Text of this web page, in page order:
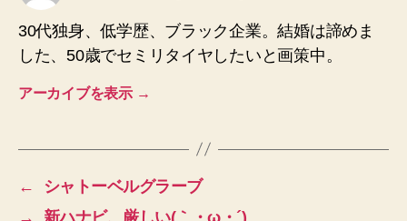
30代独身、低学歴、ブラック企業。結婚は諦めま
した、50歳でセミリタイヤしたいと画策中。
アーカイブを表示 →
←
シャトーベルグラーブ
→
新ハナビ、厳しい(｀・ω・´)